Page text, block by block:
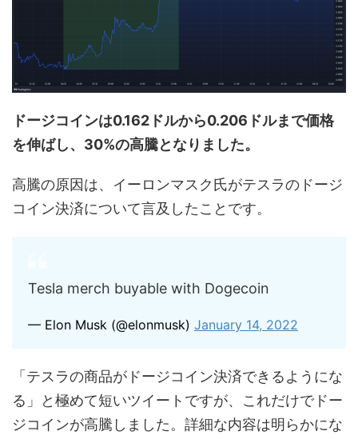
ドージコインは0.162ドルから0.206ドルまで価格
を伸ばし、30%の高騰となりました。
高騰の原因は、イーロンマスク氏がテスラのドージ
コイン決済について言及したことです。
Tesla merch buyable with Dogecoin
— Elon Musk (@elonmusk) January 14, 2022
「テスラの商品がドージコイン決済できるようにな
る」と極めて短いツイートですが、これだけでドー
ジコインが高騰しました。詳細な内容は明らかにな